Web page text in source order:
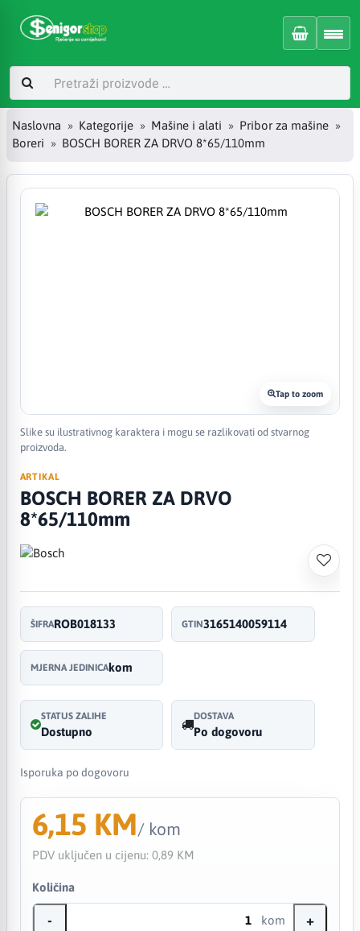
Naslovna Kategorije Mašine i alati
Pribor za mašine
Boreri
BOSCH BORER ZA DRVO 8*65/110mm
Tap to zoom
Slike su ilustrativnog karaktera i mogu se razlikovati od stvarnog
proizvoda.
ARTIKAL
BOSCH BORER ZA DRVO
8*65/110mm
ŠIFRAROB018133 GTIN3165140059114
MJERNA JEDINICAkom
STATUS ZALIHE
Dostupno
DOSTAVA
Po dogovoru
Isporuka po dogovoru
6,15 KM/ kom
PDV uključen u cijenu: 0,89 KM
Količina
- kom +